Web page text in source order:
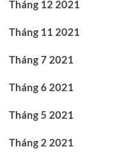
Tháng 12 2021
Tháng 11 2021
Tháng 7 2021
Tháng 6 2021
Tháng 5 2021
Tháng 2 2021